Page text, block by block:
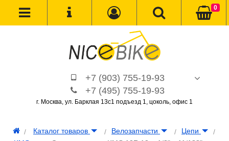
+7 (903) 755-19-93
+7 (495) 755-19-93
г. Москва, ул. Барклая 13с1 подъезд 1, цоколь, офис 1
0
Каталог товаров Велозапчасти
Цепи